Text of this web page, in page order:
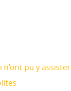
pu y assister